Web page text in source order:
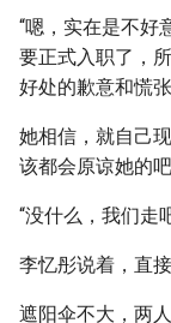
“嗯，实在是不好
要正式入职了，
好处的歉意和慌张
她相信，就自己
该都会原谅她的
“没什么，我们走
李忆彤说着，直
遮阳伞不大，两